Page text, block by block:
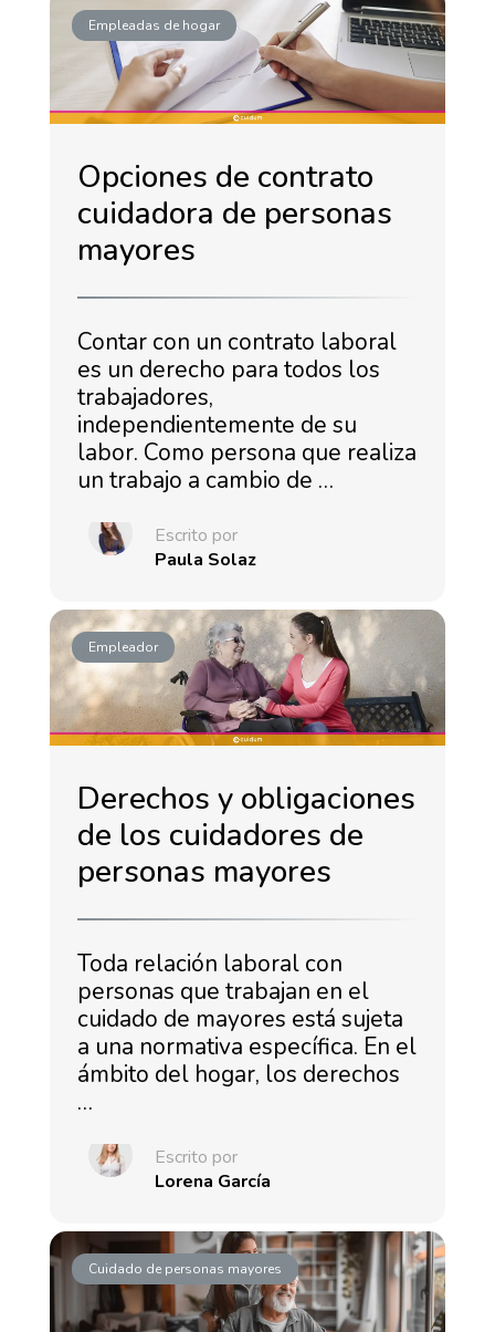
Empleadas de hogar
Opciones de contrato
cuidadora de personas
mayores
Contar con un contrato laboral
es un derecho para todos los
trabajadores,
independientemente de su
labor. Como persona que realiza
un trabajo a cambio de …
Escrito por
Paula Solaz
Empleador
Derechos y obligaciones
de los cuidadores de
personas mayores
Toda relación laboral con
personas que trabajan en el
cuidado de mayores está sujeta
a una normativa específica. En el
ámbito del hogar, los derechos
…
Escrito por
Lorena García
Cuidado de personas mayores